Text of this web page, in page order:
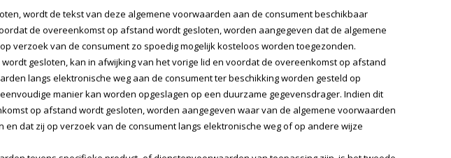
wordt de tekst van deze algemene voorwaarden aan de consument beschikbaar
de overeenkomst op afstand wordt gesloten, worden aangegeven dat de algemene
verzoek van de consument zo spoedig mogelijk kosteloos worden toegezonden.
gesloten, kan in afwijking van het vorige lid en voordat de overeenkomst op afstand
langs elektronische weg aan de consument ter beschikking worden gesteld op
manier kan worden opgeslagen op een duurzame gegevensdrager. Indien dit
op afstand wordt gesloten, worden aangegeven waar van de algemene voorwaarden
dat zij op verzoek van de consument langs elektronische weg of op andere wijze